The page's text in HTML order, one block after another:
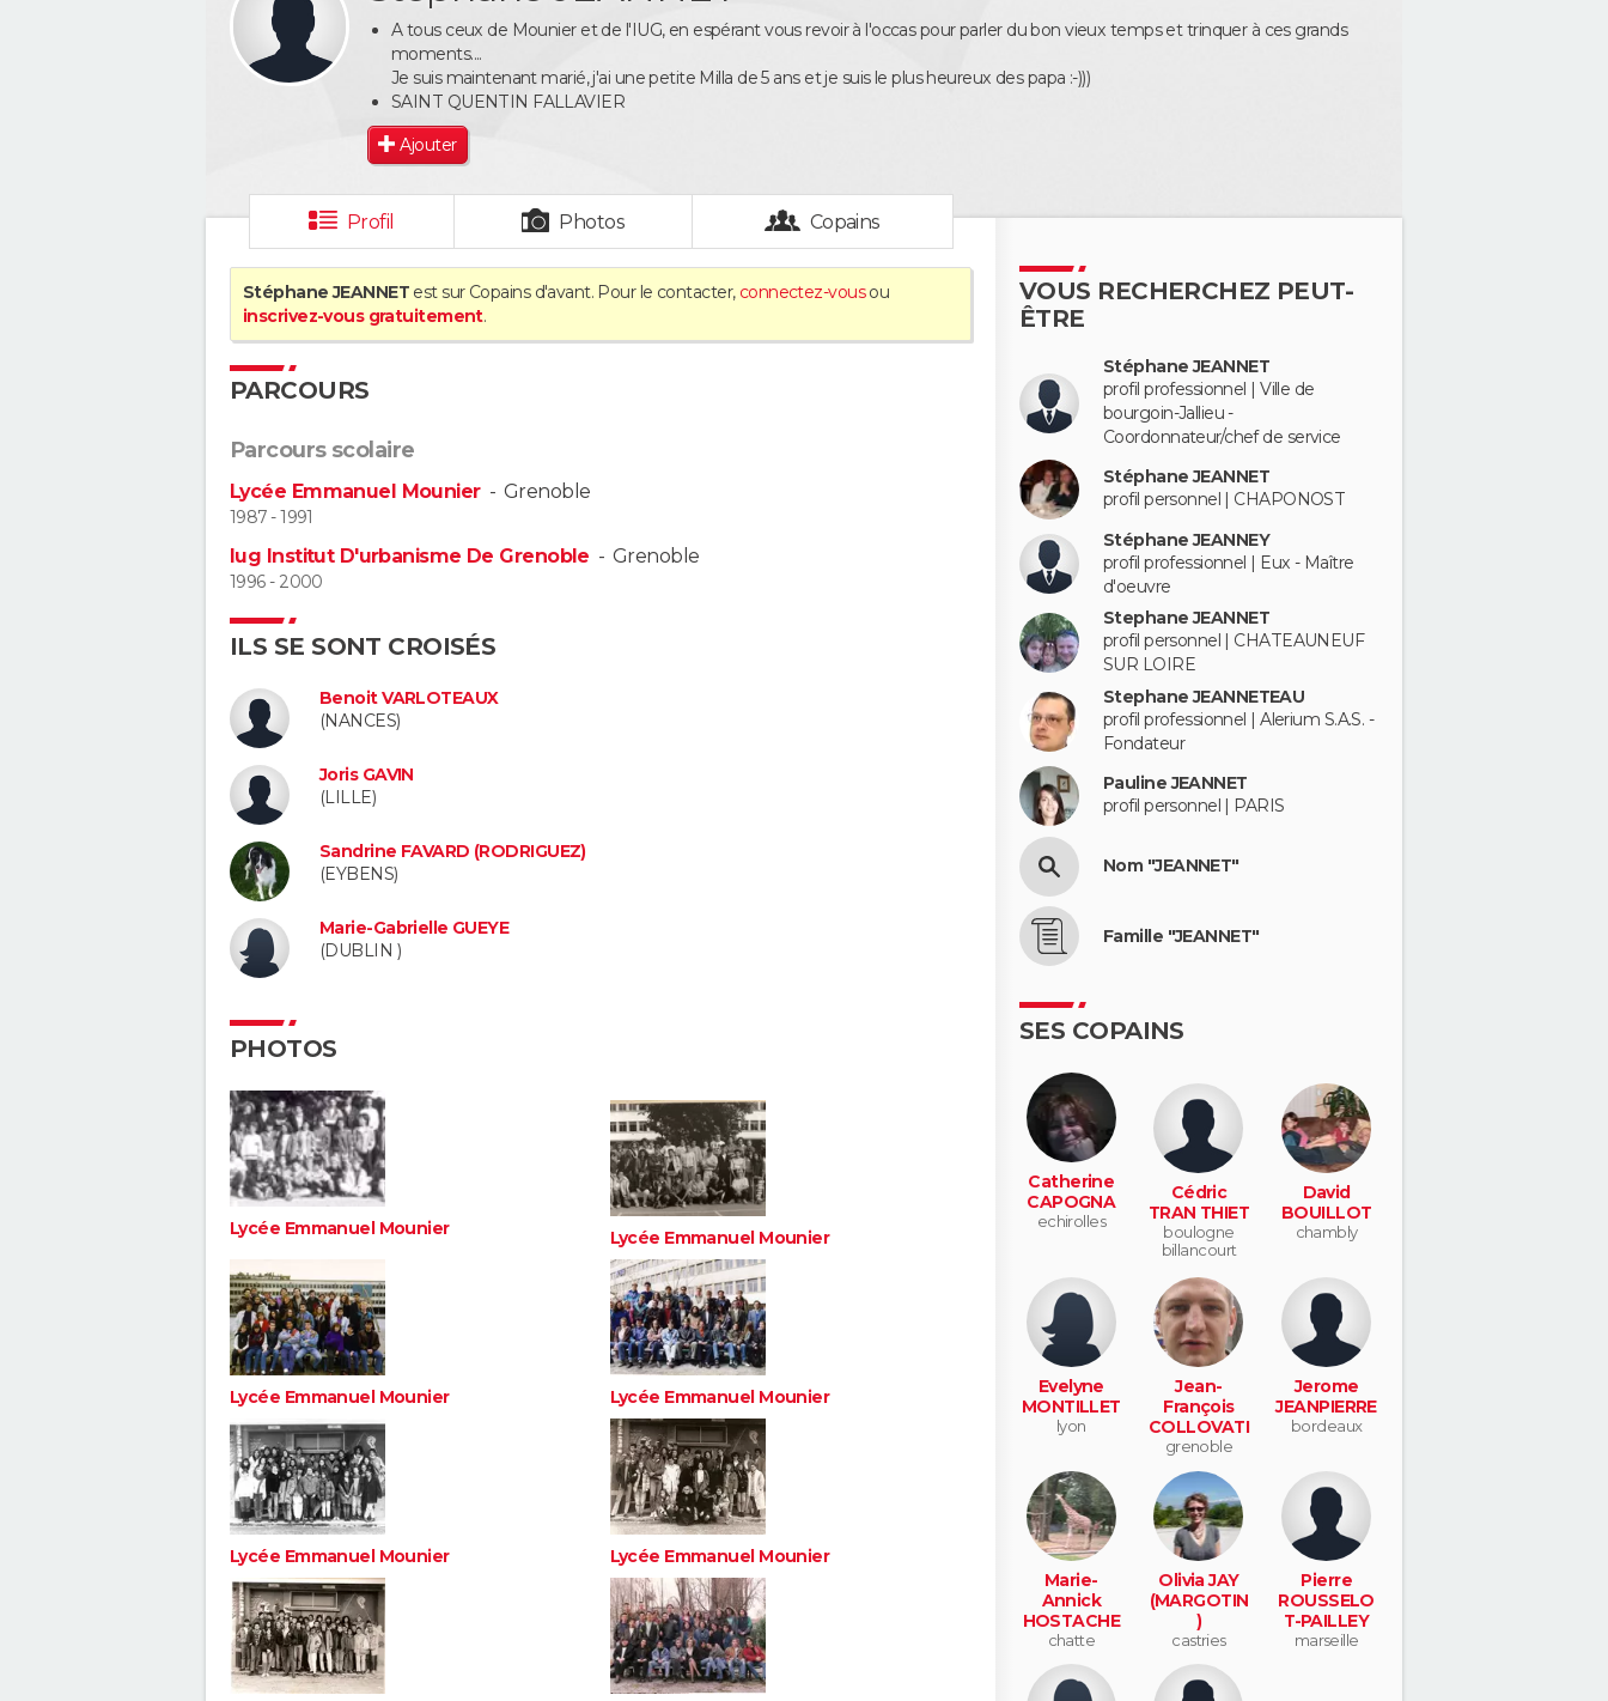
A tous ceux de Mounier et de l'IUG, en espérant vous revoir à l'occas pour parler du bon vieux temps et trinquer à ces grands
moments....
Je suis maintenant marié, j'ai une petite Milla de 5 ans et je suis le plus heureux des papa :-)))
SAINT QUENTIN FALLAVIER
Ajouter
Profil Photos Copains
Stéphane JEANNET est sur Copains d'avant. Pour le contacter, connectez-vousou
inscrivez-vous gratuitement.
PARCOURS
Parcours scolaire
Lycée Emmanuel Mounier- Grenoble
1987 - 1991
Iug Institut D'urbanisme De Grenoble -Grenoble
1996 - 2000
ILS SE SONT CROISÉS
Benoit VARLOTEAUX
(NANCES)
Joris GAVIN
(LILLE)
Sandrine FAVARD (RODRIGUEZ)
(EYBENS)
Marie-Gabrielle GUEYE
(DUBLIN )
PHOTOS
Lycée Emmanuel Mounier Lycée Emmanuel Mounier
Lycée Emmanuel Mounier Lycée Emmanuel Mounier
Lycée Emmanuel Mounier Lycée Emmanuel Mounier
VOUS RECHERCHEZ PEUT-
ÊTRE
Stéphane JEANNET
profil professionnel | Ville de
bourgoin-Jallieu -
Coordonnateur/chef de service
Stéphane JEANNET
profil personnel | CHAPONOST
Stéphane JEANNEY
profil professionnel | Eux - Maître
d'oeuvre
Stephane JEANNET
profil personnel | CHATEAUNEUF
SUR LOIRE
Stephane JEANNETEAU
profil professionnel | Alerium S.A.S. -
Fondateur
Pauline JEANNET
profil personnel | PARIS
Nom "JEANNET"
Famille "JEANNET"
SES COPAINS
Catherine
CAPOGNA
echirolles
Cédric
TRAN THIET
boulogne
billancourt
David
BOUILLOT
chambly
Evelyne
MONTILLET
lyon
Jean-
François
COLLOVATI
grenoble
Jerome
JEANPIERRE
bordeaux
Marie-
Annick
HOSTACHE
chatte
Olivia JAY
(MARGOTIN
)
castries
Pierre
ROUSSELO
T-PAILLEY
marseille